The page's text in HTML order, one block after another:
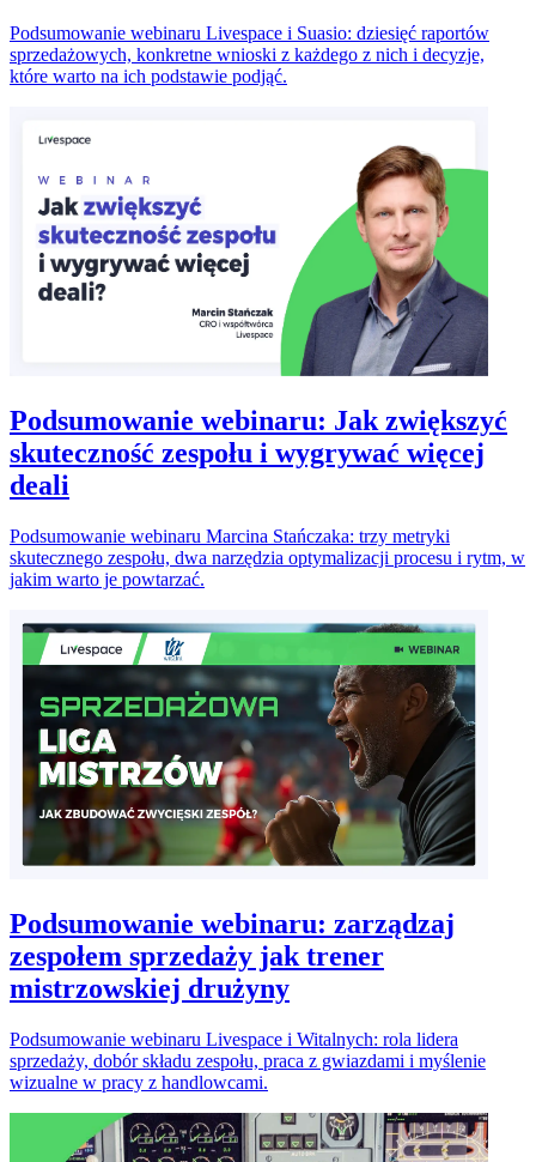
Podsumowanie webinaru Livespace i Suasio: dziesięć raportów
sprzedażowych, konkretne wnioski z każdego z nich i decyzje,
które warto na ich podstawie podjąć.
Podsumowanie webinaru: Jak zwiększyć
skuteczność zespołu i wygrywać więcej
deali
Podsumowanie webinaru Marcina Stańczaka: trzy metryki
skutecznego zespołu, dwa narzędzia optymalizacji procesu i rytm, w
jakim warto je powtarzać.
Podsumowanie webinaru: zarządzaj
zespołem sprzedaży jak trener
mistrzowskiej drużyny
Podsumowanie webinaru Livespace i Witalnych: rola lidera
sprzedaży, dobór składu zespołu, praca z gwiazdami i myślenie
wizualne w pracy z handlowcami.